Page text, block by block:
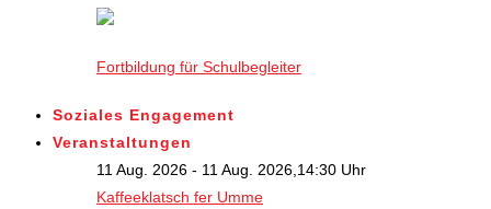
Fortbildung für Schulbegleiter
Soziales Engagement
Veranstaltungen
11 Aug. 2026 - 11 Aug. 2026,14:30 Uhr
Kaffeeklatsch fer Umme